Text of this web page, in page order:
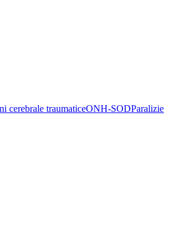
cerebrale traumaticeONH-SODParalizie